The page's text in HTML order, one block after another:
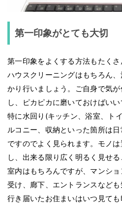
第一印象がとても大切
第一印象をよくする方法もたくさ
ハウスクリーニングはもちろん
かり行いましょう。ご自身で気
し、ピカピカに磨いておけばいい
特に水回り(キッチン、浴室、ト
ルコニー、収納といった箇所は
ですのでよく見られます。モノ
し、出来る限り広く明るく見せる
室内はもちろんですが、マンシ
受け、廊下、エントランスなど
行き届いたお住まいはいつ見ても